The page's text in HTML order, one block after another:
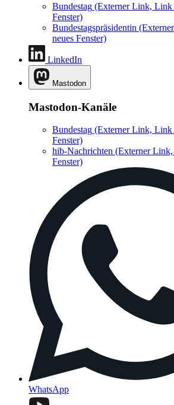
Bundestag (Externer Link, Link
Fenster)
Bundestagspräsidentin
neues Fenster)
LinkedIn
Mastodon
Mastodon-Kanäle
Bundestag (Externer Link, Link
Fenster)
hib-Nachrichten (Externer
Fenster)
WhatsApp